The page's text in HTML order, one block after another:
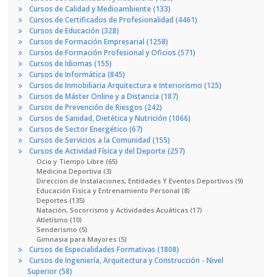
Cursos de Calidad y Medioambiente (133)
Cursos de Certificados de Profesionalidad (4461)
Cursos de Educación (328)
Cursos de Formación Empresarial (1258)
Cursos de Formación Profesional y Oficios (571)
Cursos de Idiomas (155)
Cursos de Informática (845)
Cursos de Inmobiliaria Arquitectura e Interiorismo (125)
Cursos de Máster Online y a Distancia (187)
Cursos de Prevención de Riesgos (242)
Cursos de Sanidad, Dietética y Nutrición (1066)
Cursos de Sector Energético (67)
Cursos de Servicios a la Comunidad (155)
Cursos de Actividad Física y del Deporte (257)
Ocio y Tiempo Libre (65)
Medicina Deportiva (3)
Dirección de Instalaciones, Entidades Y Eventos Deportivos (9)
Educación Física y Entrenamiento Personal (8)
Deportes (135)
Natación, Socorrismo y Actividades Acuáticas (17)
Atletismo (10)
Senderismo (5)
Gimnasia para Mayores (5)
Cursos de Especialidades Formativas (1808)
Cursos de Ingeniería, Arquitectura y Construcción - Nivel
Superior (58)